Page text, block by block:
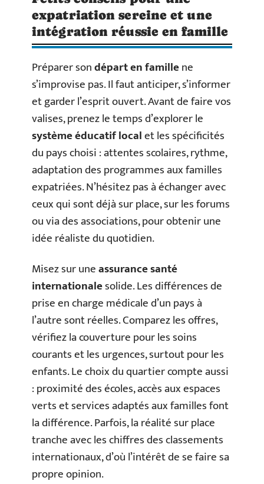
expatriation sereine et une
intégration réussie en famille
Préparer sondépart en famillene
s’improvise pas. Il faut anticiper, s’informer
et garder l’esprit ouvert. Avant de faire vos
valises, prenez le temps d’explorer le
système éducatif localet les spécificités
du pays choisi : attentes scolaires, rythme,
adaptation des programmes aux familles
expatriées. N’hésitez pas à échanger avec
ceux qui sont déjà sur place, sur les forums
ou via des associations, pour obtenir une
idée réaliste du quotidien.
Misez sur uneassurance santé
internationalesolide. Les différences de
prise en charge médicale d’un pays à
l’autre sont réelles. Comparez les offres,
vérifiez la couverture pour les soins
courants et les urgences, surtout pour les
enfants. Le choix du quartier compte aussi
: proximité des écoles, accès aux espaces
verts et services adaptés aux familles font
la différence. Parfois, la réalité sur place
tranche avec les chiffres des classements
internationaux, d’où l’intérêt de se faire sa
propre opinion.